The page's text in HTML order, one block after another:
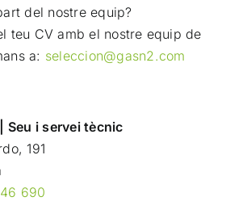
del nostre equip?
teu CV amb el nostre equip de
a: seleccion@gasn2.com
Seu i servei tècnic
191
690